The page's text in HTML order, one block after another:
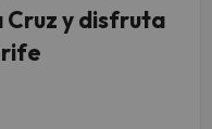
Cruz y disfruta